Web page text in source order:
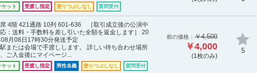
ケット 受渡し指定 塗りつぶしなし 質問受付
4階 421通路 10列 601-636 ［取引成立後の公演中
：送料・手数料を差し引いた全額を返金します］ 20
月08日17時30分発送予定
または会場で手渡しします。 詳しい待ち合わせ場所
ご入金後にマイページ...
ケット 受渡し指定 男性名義 塗りつぶしなし 質問受付
前の価格： ￥4,500
￥4,000
(1枚のみ)
5